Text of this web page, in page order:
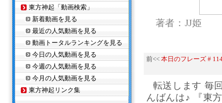
著者：JJ姫
前<< 本日のフレーズ #
転送します 毎
んばんは♪ 『東
東方神起「動画検索」
新着動画を見る
最近の人気動画を見る
動画トータルランキングを見る
今日の人気動画を見る
今週の人気動画を見る
今月の人気動画を見る
東方神起リンク集